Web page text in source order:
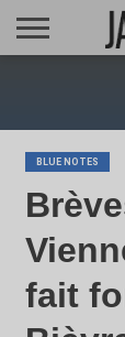
BLUE NOTES
fait